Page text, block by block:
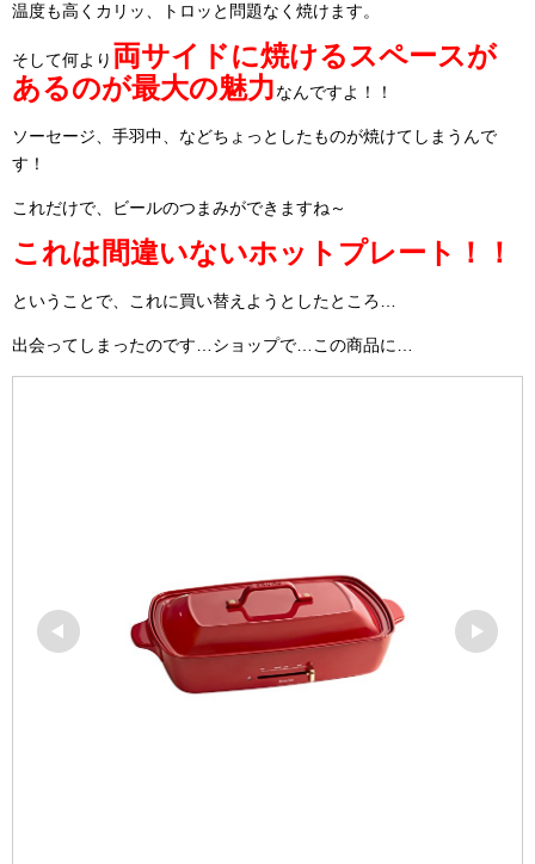
温度も高くカリッ、トロッと問題なく焼けます。
そして何より 両サイドに焼けるスペースが
あるのが最大の魅力なんですよ！！
ソーセージ、手羽中、などちょっとしたものが焼けてしまうんで
す！
これだけで、ビールのつまみができますね～
これは間違いないホットプレート！！
ということで、これに買い替えようとしたところ…
出会ってしまったのです…ショップで…この商品に…